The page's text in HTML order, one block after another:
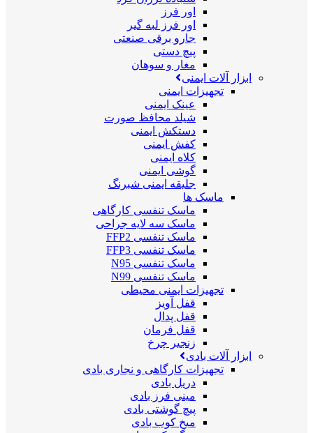
اور فرز
اور فرز لبه گیر
جارو برقی صنعتی
پیچ دستی
مغار و سوهان
ابزار آلات ایمنی
تجهیزات ایمنی
عینک ایمنی
شیلد محافظ صورت
دستکش ایمنی
کفش ایمنی
کلاه ایمنی
گوشی ایمنی
جلیقه ایمنی شبرنگ
ماسک ها
ماسک تنفسی کارگاهی
ماسک سه لایه جراحی
ماسک تنفسی FFP2
ماسک تنفسی FFP3
ماسک تنفسی N95
ماسک تنفسی N99
تجهیزات ایمنی محیطی
قفل آویز
قفل پدال
قفل فرمان
زنجیر چرخ
ابزار آلات بادی
تجهیزات کارگاهی و نجاری بادی
دریل بادی
مینی فرز بادی
پیچ گوشتی بادی
میخ کوب بادی